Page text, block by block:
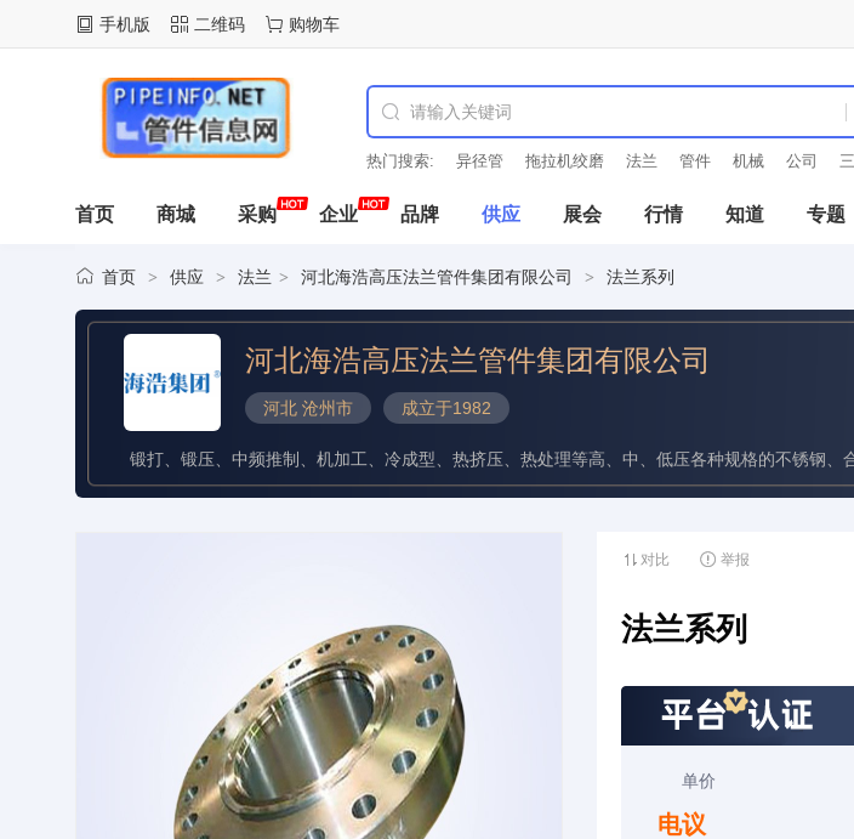
手机版 二维码 购物车
热门搜索: 拖拉机绞磨 法兰 管件 机械 公司 三通 泵
首页 商城 采购 企业 品牌 供应 展会 行情 知道 专题
首页 > 供应 > 法兰 > 河北海浩高压法兰管件集团有限公司 > 法兰系列
河北海浩高压法兰管件集团有限公司
河北 沧州市 成立于1982
锻打、锻压、中频推制、机加工、冷成型、热挤压、热处理等高、中、低压各种规格的不锈钢
对比  举报
法兰系列
单价
电议